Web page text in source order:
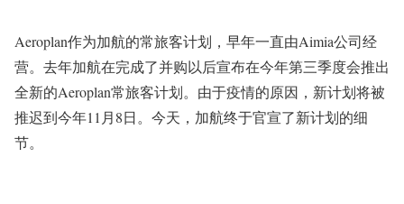
Aeroplan作为加航的常旅客计划，早年一直由Aimia公司经
营。去年加航在完成了并购以后宣布在今年第三季度会推出
全新的Aeroplan常旅客计划。由于疫情的原因，新计划将被
推迟到今年11月8日。今天，加航终于官宣了新计划的细
节。